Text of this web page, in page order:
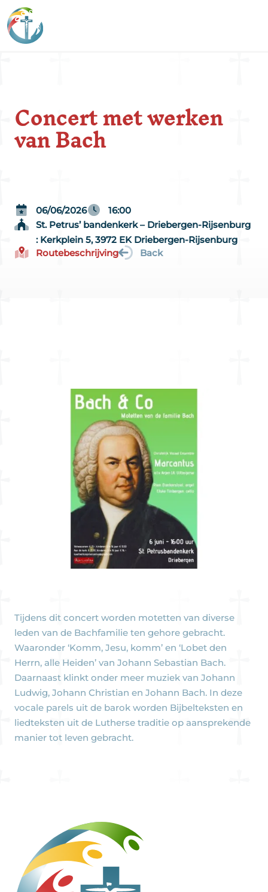
Concert met werken
van Bach
06/06/2026
16:00
St. Petrus’ bandenkerk – Driebergen-Rijsenburg
: Kerkplein 5, 3972 EK Driebergen-Rijsenburg
Routebeschrijving
Back
Tijdens dit concert worden motetten van diverse
leden van de Bachfamilie ten gehore gebracht.
Waaronder ‘Komm, Jesu, komm’ en ‘Lobet den
Herrn, alle Heiden’ van Johann Sebastian Bach.
Daarnaast klinkt onder meer muziek van Johann
Ludwig, Johann Christian en Johann Bach. In deze
vocale parels uit de barok worden Bijbelteksten en
liedteksten uit de Lutherse traditie op aansprekende
manier tot leven gebracht.